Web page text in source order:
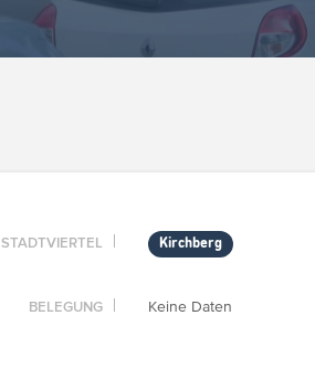
STADTVIERTEL Kirchberg
BELEGUNG Keine Daten